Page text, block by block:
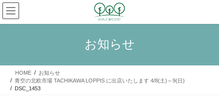
コ
ン
テ
ス
ナ
ビ
ゲ
ン
お知らせ
HOME
お知らせ
青空の北欧市場 TACHIKAWA LOPPIS に出店いたします 4/8(土)～9(日)
DSC_1453